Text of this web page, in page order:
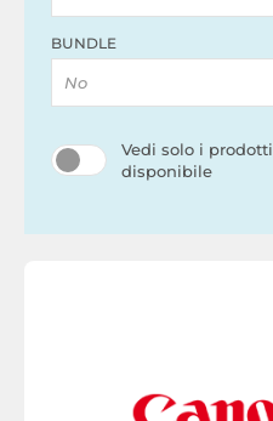
BUNDLE
No
Vedi solo i prodotti
disponibile